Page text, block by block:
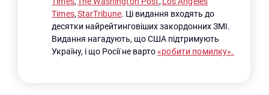
Times,StarTribune. Ці видання входять до
десятки найрейтинговіших закордонних ЗМІ.
Видання нагадують, що США підтримують
Україну, і що Росії не варто«робити помилку».